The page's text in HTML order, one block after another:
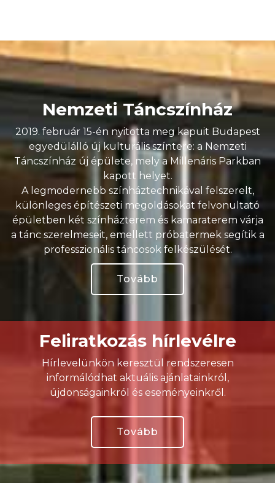
Nemzeti Táncszínház
2019. február 15-én nyitotta meg kapuit Budapest
egyedülálló új kulturális színtere: a Nemzeti
Táncszínház új épülete, mely a Millenáris Parkban
kapott helyet.
A legmodernebb színháztechnikával felszerelt,
különleges építészeti megoldásokat felvonultató
épületben két színházterem és kamaraterem várja
a tánc szerelmeseit, emellett próbatermek segítik a
professzionális táncosok felkészülését.
Tovább
Feliratkozás hírlevélre
Hírlevelünkön keresztül rendszeresen
informálódhat aktuális ajánlatainkról,
újdonságainkról és eseményeinkről.
Tovább